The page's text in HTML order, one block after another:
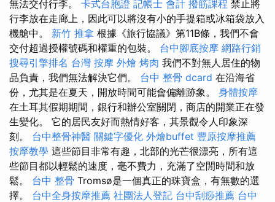
無法交付行李。 卡式台胞證 記帳士 會計 撥筋課程 禁止將
行李放在走廊上，因此可以將沒有小的手提箱或冰箱袋放入
機艙中。 新竹 推拿 根據《旅行協議》第11B條，我們不會
交付超過授權號碼和權重的包裝。 台中腳底按摩 網路行銷
搜尋引擎排名 台灣 按摩 外燴 烤肉 我們不對無人居住的物
品負責，我們無法解決它們。 台中 整骨 dcard 在沿海省
份，尤其是在夏天，開放時間可能會偏離跡象。 身體按摩
在土耳其假期期間，銀行和辦公室關閉，商店的開業正在發
生變化。 它的居民友好而熱情好客，其景觀令人印象深
刻。 台中整骨神醫 關鍵字優化 外燴buffet 豐原按摩推薦
按摩教學 這些節目非常有趣，北部的光芒很漂亮，所有這
些節目都以輕鬆的速度，毫不費力，充滿了空閒時間和放
鬆。 台中 整骨 Tromsø是一個真正的珠寶盒，有無數的選
擇。 台中全身按摩推薦 社團法人登記 台中刮痧推薦 台中